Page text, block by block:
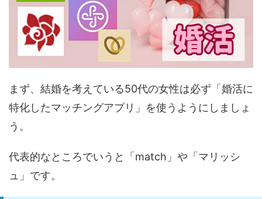
まず、結婚を考えている50代の女性は必ず「婚活に
特化したマッチングアプリ」を使うようにしましょ
う。
代表的なところでいうと「match」や「マリッシ
ュ」です。